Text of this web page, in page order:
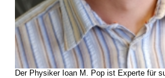
Der Physiker Ioan M. Pop ist Experte für